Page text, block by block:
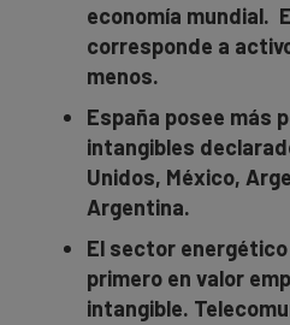
economía mundial.
corresponde a
menos.
España posee más
intangibles
Unidos, México,
Argentina.
El sector
primero en valor
intangible.